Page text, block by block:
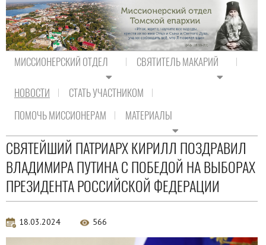
МИССИОНЕРСКИЙ ОТДЕЛ СВЯТИТЕЛЬ МАКАРИЙ
НОВОСТИ
СТАТЬ УЧАСТНИКОМ
ПОМОЧЬ МИССИОНЕРАМ
МАТЕРИАЛЫ
Новости Православия
СВЯТЕЙШИЙ ПАТРИАРХ КИРИЛЛ ПОЗДРАВИЛ
ВЛАДИМИРА ПУТИНА С ПОБЕДОЙ НА ВЫБОРАХ
ПРЕЗИДЕНТА РОССИЙСКОЙ ФЕДЕРАЦИИ
18.03.2024 566